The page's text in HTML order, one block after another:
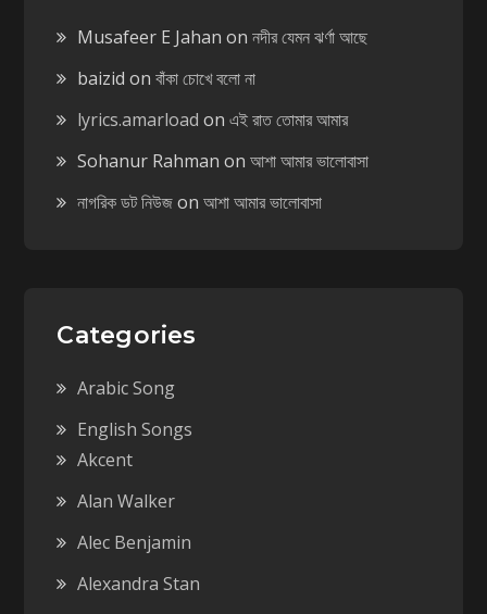
Musafeer E Jahan onনদীর যেমন ঝর্ণা আছে
baizid onবাঁকা চোখে বলো না
lyrics.amarload onএই রাত তোমার আমার
Sohanur Rahman onআশা আমার ভালোবাসা
নাগরিক ডট নিউজonআশা আমার ভালোবাসা
Categories
Arabic Song
English Songs
Akcent
Alan Walker
Alec Benjamin
Alexandra Stan